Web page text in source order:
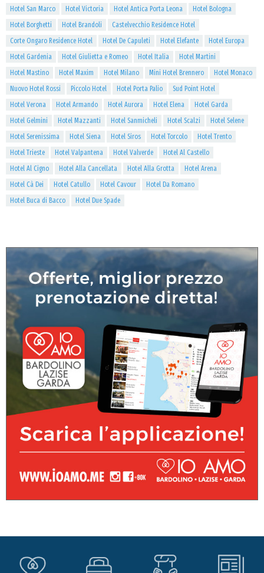
Hotel San Marco
Hotel Victoria Hotel Antica Porta Leona
Hotel Bologna
Hotel Borghetti
Hotel Brandoli
Castelvecchio Residence Hotel
Corte Ongaro Residence Hotel
Hotel De Capuleti Hotel Elefante
Hotel Europa
Hotel Gardenia
Hotel Giulietta e Romeo Hotel Italia
Hotel Martini
Hotel Mastino
Hotel Maxim Hotel Milano Mini Hotel Brennero
Hotel Monaco
Nuovo Hotel Rossi
Piccolo Hotel Hotel Porta Palio
Sud Point Hotel
Hotel Verona
Hotel Armando Hotel Aurora Hotel Elena
Hotel Garda
Hotel Gelmini
Hotel Mazzanti Hotel Sanmicheli Hotel Scalzi
Hotel Selene
Hotel Serenissima
Hotel Siena Hotel Siros Hotel Torcolo
Hotel Trento
Hotel Trieste
Hotel Valpantena Hotel Valverde
Hotel Al Castello
Hotel Al Cigno
Hotel Alla Cancellata Hotel Alla Grotta
Hotel Arena
Hotel Cà Dei
Hotel Catullo Hotel Cavour
Hotel Da Romano
Hotel Buca di Bacco
Hotel Due Spade